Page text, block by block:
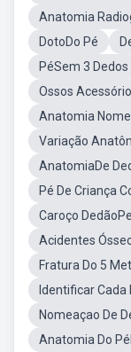
Anatomia
DotoDo Pé
PéSem 3 Dedos
Ossos
Anatomia Nome
Variação
AnatomiaDe
Pé De Criança
Caroço DedãoPe
Acidentes
Fratura Do 5
Identificar Cada
Nomeaçao De
Anatomia Do